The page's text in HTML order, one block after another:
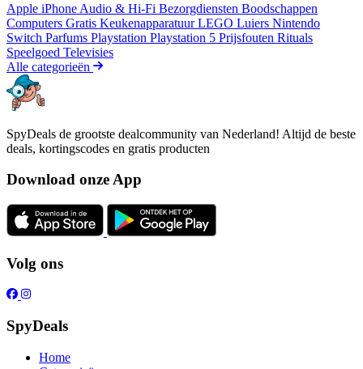
Apple iPhone Audio & Hi-Fi Bezorgdiensten Boodschappen
Computers Gratis KeukenapparatuurLEGO Luiers Nintendo
Switch Parfums Playstation Playstation 5 Prijsfouten Rituals
Speelgoed Televisies
Alle categorieën
SpyDeals de grootste dealcommunity van Nederland! Altijd de beste
deals, kortingscodes en gratis producten
Download onze App
Volg ons
SpyDeals
Home